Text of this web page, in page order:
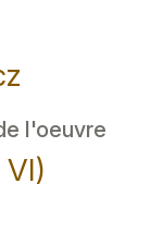
l'oeuvre